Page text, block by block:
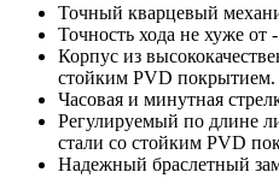
Точный кварцевый
Точность хода не хуже от
Корпус из
стойким PVD покрытием.
Часовая и минутная
Регулируемый по длине
стали со стойким PVD
Надежный браслетный